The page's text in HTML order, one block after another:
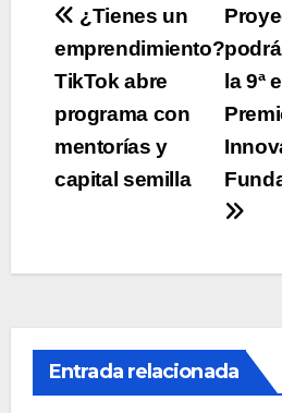
Navegación
de
entradas
la 9ª
¿Tienes un
emprendimiento?
TikTok abre
programa con
mentorías y
capital semilla
Entrada relacionada